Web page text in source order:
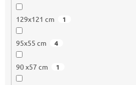
129x121 cm 1
95x55 cm 4
90 x57 cm 1